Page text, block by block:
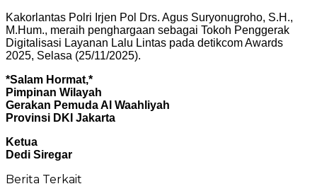
Kakorlantas Polri Irjen Pol Drs. Agus Suryonugroho, S.H.,
M.Hum., meraih penghargaan sebagai Tokoh Penggerak
Digitalisasi Layanan Lalu Lintas pada detikcom Awards
2025, Selasa (25/11/2025).
*Salam Hormat,*
Pimpinan Wilayah
Gerakan Pemuda Al Waahliyah
Provinsi DKI Jakarta
Ketua
Dedi Siregar
Berita Terkait